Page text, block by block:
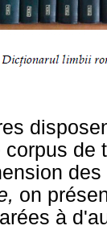
de
on
à